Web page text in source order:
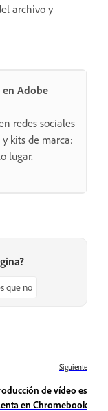
archivo y
en Adobe
redes sociales
kits de marca:
lugar.
que no
Siguiente
de vídeo es
en Chromebook